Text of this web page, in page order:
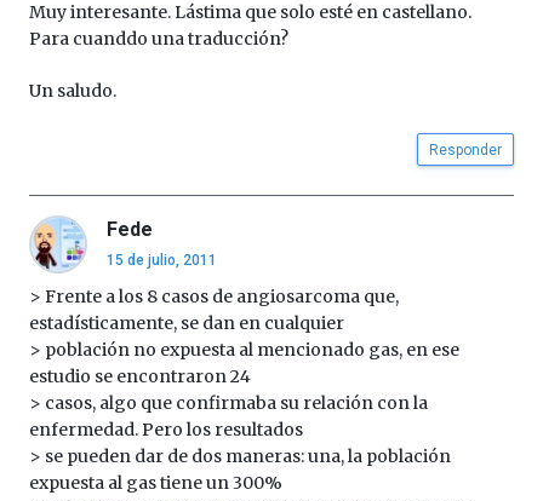
Muy interesante. Lástima que solo esté en castellano.
Para cuanddo una traducción?
Un saludo.
Responder
Fede
15 de julio, 2011
> Frente a los 8 casos de angiosarcoma que,
estadísticamente, se dan en cualquier
> población no expuesta al mencionado gas, en ese
estudio se encontraron 24
> casos, algo que confirmaba su relación con la
enfermedad. Pero los resultados
> se pueden dar de dos maneras: una, la población
expuesta al gas tiene un 300%